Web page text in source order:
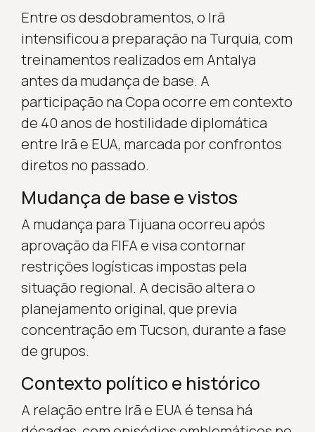
Entre os desdobramentos, o Irã
intensificou a preparação na Turquia, com
treinamentos realizados em Antalya
antes da mudança de base. A
participação na Copa ocorre em contexto
de 40 anos de hostilidade diplomática
entre Irã e EUA, marcada por confrontos
diretos no passado.
Mudança de base e vistos
A mudança para Tijuana ocorreu após
aprovação da FIFA e visa contornar
restrições logísticas impostas pela
situação regional. A decisão altera o
planejamento original, que previa
concentração em Tucson, durante a fase
de grupos.
Contexto político e histórico
A relação entre Irã e EUA é tensa há